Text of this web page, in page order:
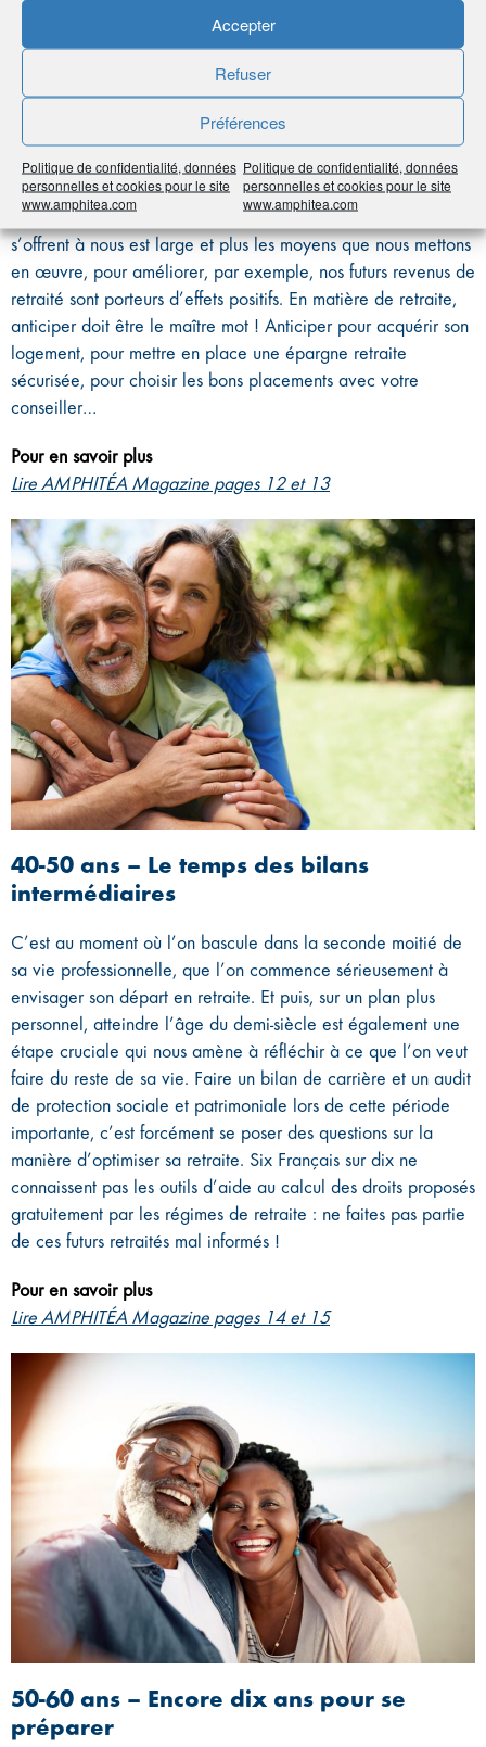
Accepter
Refuser
Préférences
Politique de confidentialité, données
personnelles et cookies pour le site
www.amphitea.com
Politique de confidentialité, données
personnelles et cookies pour le site
www.amphitea.com
20-40 ans – Placer sa retraite en ligne de
mire
Même si l’on ne pense généralement pas à sa retraite
lorsqu’on entre dans le monde du travail, prendre l’habitude
de la garder en ligne de mire est stratégique. Plus tôt on
commence à la préparer, plus l’éventail des possibilités qui
s’offrent à nous est large et plus les moyens que nous mettons
en œuvre, pour améliorer, par exemple, nos futurs revenus de
retraité sont porteurs d’effets positifs. En matière de retraite,
anticiper doit être le maître mot ! Anticiper pour acquérir son
logement, pour mettre en place une épargne retraite
sécurisée, pour choisir les bons placements avec votre
conseiller…
Pour en savoir plus
Lire AMPHITÉA Magazine pages 12 et 13
40-50 ans – Le temps des bilans
intermédiaires
C’est au moment où l’on bascule dans la seconde moitié de
sa vie professionnelle, que l’on commence sérieusement à
envisager son départ en retraite. Et puis, sur un plan plus
personnel, atteindre l’âge du demi-siècle est également une
étape cruciale qui nous amène à réfléchir à ce que l’on veut
faire du reste de sa vie. Faire un bilan de carrière et un audit
de protection sociale et patrimoniale lors de cette période
importante, c’est forcément se poser des questions sur la
manière d’optimiser sa retraite. Six Français sur dix ne
connaissent pas les outils d’aide au calcul des droits proposés
gratuitement par les régimes de retraite : ne faites pas partie
de ces futurs retraités mal informés !
Pour en savoir plus
Lire AMPHITÉA Magazine pages 14 et 15
50-60 ans – Encore dix ans pour se
préparer